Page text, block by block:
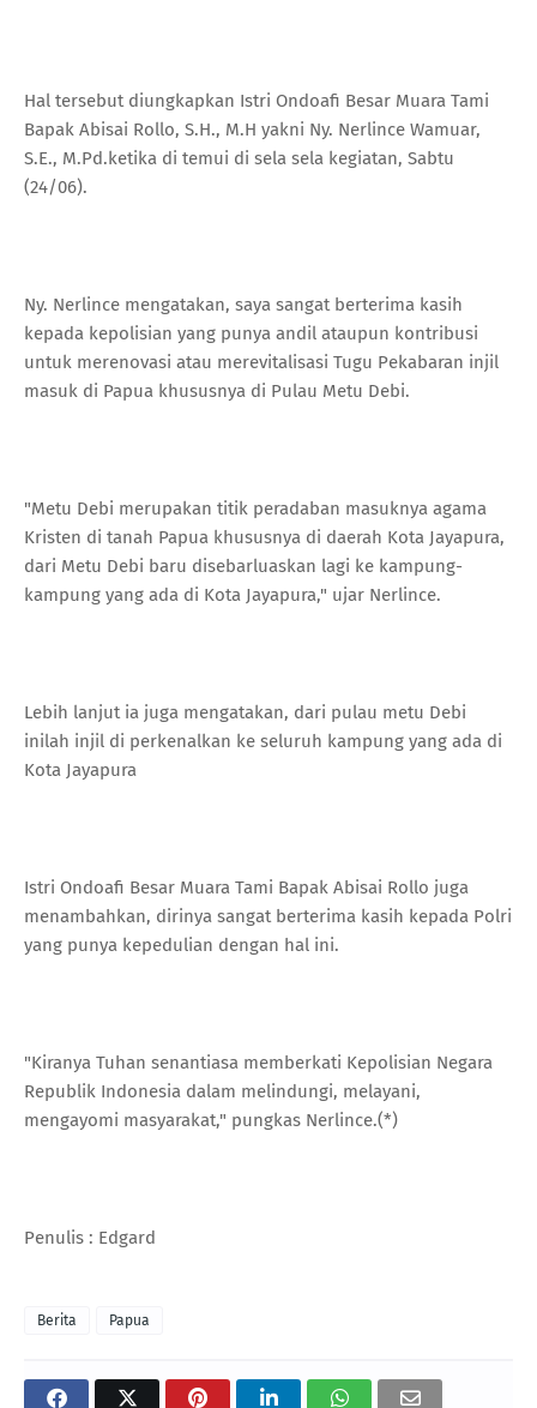
Hal tersebut diungkapkan Istri Ondoafi Besar Muara Tami
Bapak Abisai Rollo, S.H., M.H yakni Ny. Nerlince Wamuar,
S.E., M.Pd.ketika di temui di sela sela kegiatan, Sabtu
(24/06).
Ny. Nerlince mengatakan, saya sangat berterima kasih
kepada kepolisian yang punya andil ataupun kontribusi
untuk merenovasi atau merevitalisasi Tugu Pekabaran injil
masuk di Papua khususnya di Pulau Metu Debi.
"Metu Debi merupakan titik peradaban masuknya agama
Kristen di tanah Papua khususnya di daerah Kota Jayapura,
dari Metu Debi baru disebarluaskan lagi ke kampung-
kampung yang ada di Kota Jayapura," ujar Nerlince.
Lebih lanjut ia juga mengatakan, dari pulau metu Debi
inilah injil di perkenalkan ke seluruh kampung yang ada di
Kota Jayapura
Istri Ondoafi Besar Muara Tami Bapak Abisai Rollo juga
menambahkan, dirinya sangat berterima kasih kepada Polri
yang punya kepedulian dengan hal ini.
"Kiranya Tuhan senantiasa memberkati Kepolisian Negara
Republik Indonesia dalam melindungi, melayani,
mengayomi masyarakat," pungkas Nerlince.(*)
Penulis : Edgard
Berita Papua